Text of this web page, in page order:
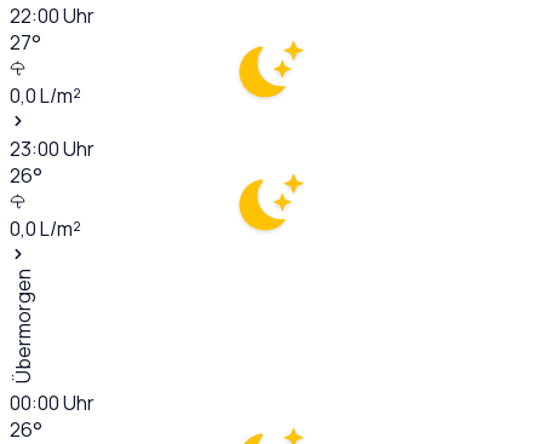
22:00Uhr
27°
0,0L/m²
23:00Uhr
26°
0,0L/m²
Übermorgen
00:00Uhr
26°